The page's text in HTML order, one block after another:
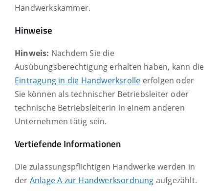
Handwerkskammer.
Hinweise
Hinweis: Nachdem Sie die
Ausübungsberechtigung erhalten haben, kann die
Eintragung in die Handwerksrolle erfolgen oder
Sie können als technischer Betriebsleiter oder
technische Betriebsleiterin in einem anderen
Unternehmen tätig sein.
Vertiefende Informationen
Die zulassungspflichtigen Handwerke werden in
der Anlage A zur Handwerksordnung aufgezählt.